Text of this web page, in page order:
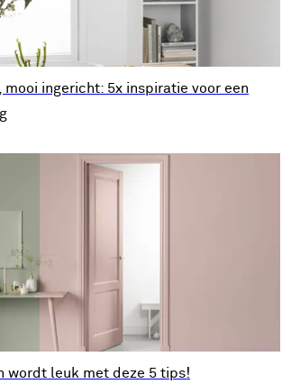
mooi ingericht: 5x inspiratie voor een
wordt leuk met deze 5 tips!